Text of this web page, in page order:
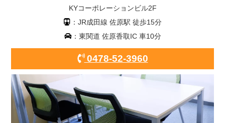
KYコーポレーションビル2F
：JR成田線 佐原駅 徒歩15分
：東関道 佐原香取IC 車10分
0478-52-3960